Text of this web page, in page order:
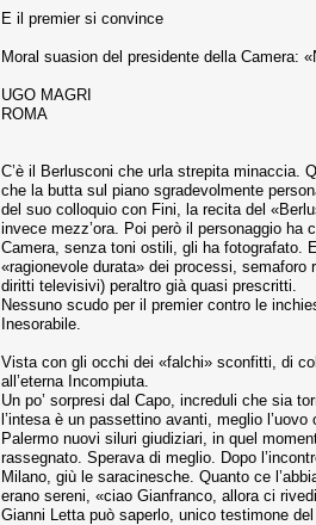
E il premier si convince
Moral suasion del presidente della Camera:
UGO MAGRI
ROMA
C’è il Berlusconi che urla strepita minaccia.
che la butta sul piano sgradevolmente
del suo colloquio con Fini, la recita del
invece mezz’ora. Poi però il personaggio
Camera, senza toni ostili, gli ha fotografato.
«ragionevole durata» dei processi,
diritti televisivi) peraltro già quasi prescritti.
Nessuno scudo per il premier contro le
Inesorabile.
Vista con gli occhi dei «falchi» sconfitti, di
all’eterna Incompiuta.
Un po’ sorpresi dal Capo, increduli che sia
l’intesa è un passettino avanti, meglio
Palermo nuovi siluri giudiziari, in quel
rassegnato. Sperava di meglio. Dopo
Milano, giù le saracinesche. Quanto ce
erano sereni, «ciao Gianfranco, allora ci
Gianni Letta può saperlo, unico testimone